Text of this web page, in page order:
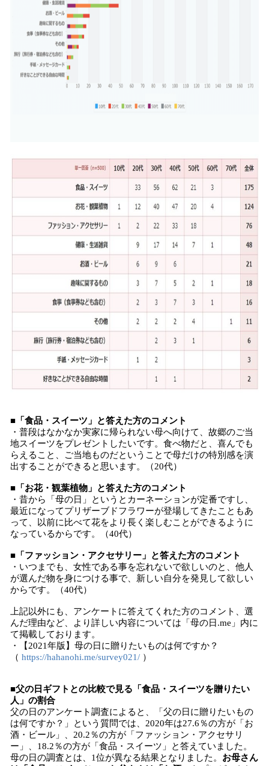
■「食品・スイーツ」と答えた方のコメント
・普段はなかなか実家に帰られない母へ向けて、故郷のご当
地スイーツをプレゼントしたいです。食べ物だと、喜んでも
らえること、ご当地ものだということで母だけの特別感を演
出することができると思います。（20代）
■「お花・観葉植物」と答えた方のコメント
・昔から「母の日」というとカーネーションが定番ですし、
最近になってプリザーブドフラワーが登場してきたこともあ
って、以前に比べて花をより長く楽しむことができるように
なっているからです。（40代）
■「ファッション・アクセサリー」と答えた方のコメント
・いつまでも、女性である事を忘れないで欲しいのと、他人
が選んだ物を身につける事で、新しい自分を発見して欲しい
からです。（40代）
上記以外にも、アンケートに答えてくれた方のコメント、選
んだ理由など、より詳しい内容については「母の日.me」内に
て掲載しております。
・【2021年版】母の日に贈りたいものは何ですか？
（ https://hahanohi.me/survey021/ ）
■父の日ギフトとの比較で見る「食品・スイーツを贈りたい
人」の割合
父の日のアンケート調査によると、「父の日に贈りたいもの
は何ですか？」という質問では、2020年は27.6％の方が「お
酒・ビール」、20.2％の方が「ファッション・アクセサリ
ー」、18.2％の方が「食品・スイーツ」と答えていました。
母の日の調査とは、1位が異なる結果となりました。 お母さん